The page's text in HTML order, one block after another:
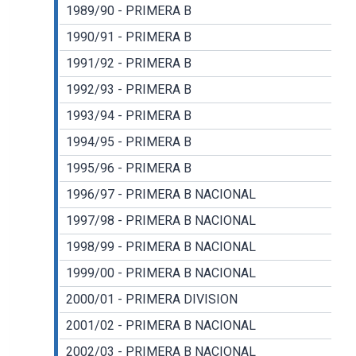
1989/90 - PRIMERA B
1990/91 - PRIMERA B
1991/92 - PRIMERA B
1992/93 - PRIMERA B
1993/94 - PRIMERA B
1994/95 - PRIMERA B
1995/96 - PRIMERA B
1996/97 - PRIMERA B NACIONAL
1997/98 - PRIMERA B NACIONAL
1998/99 - PRIMERA B NACIONAL
1999/00 - PRIMERA B NACIONAL
2000/01 - PRIMERA DIVISION
2001/02 - PRIMERA B NACIONAL
2002/03 - PRIMERA B NACIONAL